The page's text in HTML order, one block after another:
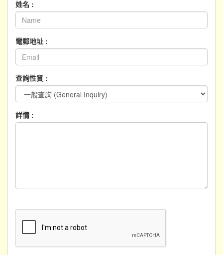
姓名 :
電郵地址 :
查詢性質 :
詳情 :